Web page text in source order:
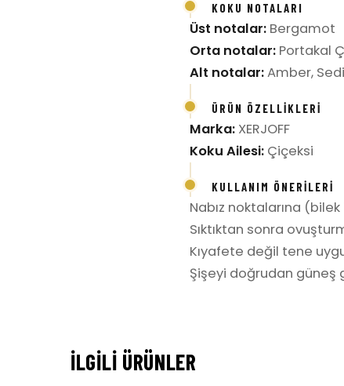
KOKU NOTALARI
Üst notalar: Bergamot
Orta notalar: Portakal
Alt notalar:Amber,
ÜRÜN ÖZELLIKLERI
Marka: XERJOFF
Koku Ailesi: Çiçeksi
KULLANIM ÖNERILERI
Nabız noktalarına
Sıktıktan sonra
Kıyafete değil tene
Şişeyi doğrudan güneş
İLGILI ÜRÜNLER